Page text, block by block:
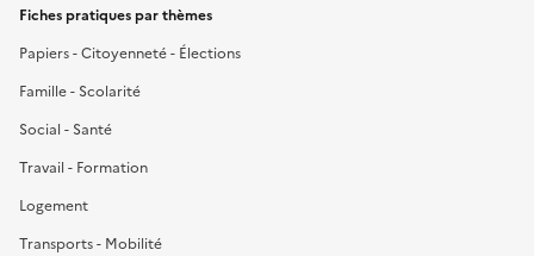
Fiches pratiques par thèmes
Papiers - Citoyenneté - Élections
Famille - Scolarité
Social - Santé
Travail - Formation
Logement
Transports - Mobilité